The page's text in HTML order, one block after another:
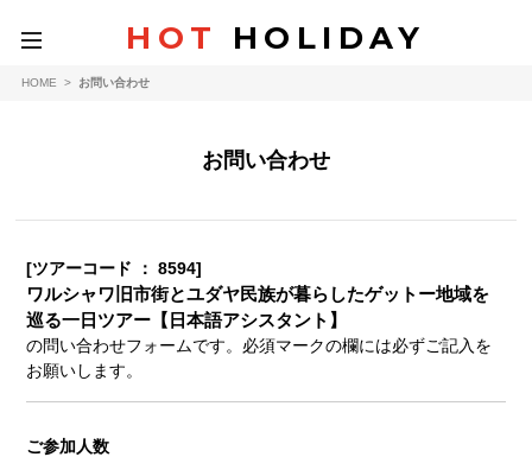
toggle
navigation
HOT HOLIDAY
HOME > お問い合わせ
お問い合わせ
[ツアーコード ： 8594]
ワルシャワ旧市街とユダヤ民族が暮らしたゲットー地域を
巡る一日ツアー【日本語アシスタント】
の問い合わせフォームです。必須マークの欄には必ずご記入を
お願いします。
ご参加人数